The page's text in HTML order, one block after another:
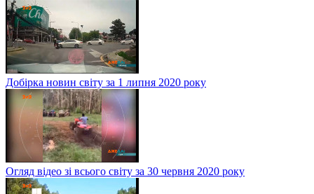
Добірка новин світу за 1 липня 2020 року
Огляд відео зі всього світу за 30 червня 2020 року